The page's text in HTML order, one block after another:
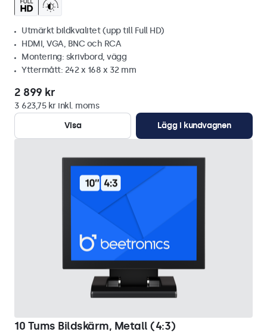
Utmärkt bildkvalitet (upp till Full HD)
HDMI, VGA, BNC och RCA
Montering: skrivbord, vägg
Yttermått: 242 x 168 x 32 mm
2 899 kr
3 623,75 kr inkl. moms
Visa
Lägg i kundvagnen
10 Tums Bildskärm, Metall (4:3)